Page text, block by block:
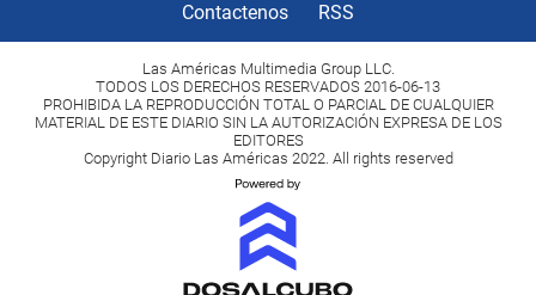
Contactenos RSS
Las Américas Multimedia Group LLC.
TODOS LOS DERECHOS RESERVADOS 2016-06-13
PROHIBIDA LA REPRODUCCIÓN TOTAL O PARCIAL DE CUALQUIER
MATERIAL DE ESTE DIARIO SIN LA AUTORIZACIÓN EXPRESA DE LOS
EDITORES
Copyright Diario Las Américas 2022. All rights reserved